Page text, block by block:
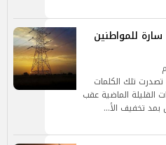
للمواطنين
تصدرت تلك الكلمات
القليلة الماضية عقب
بمد تخفيف الأ…